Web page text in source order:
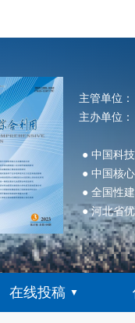
主管单位
主办单位
● 中国科
● 中国核
● 全国性
● 河北省
在线投稿 ▼